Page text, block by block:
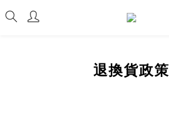
退換貨政策